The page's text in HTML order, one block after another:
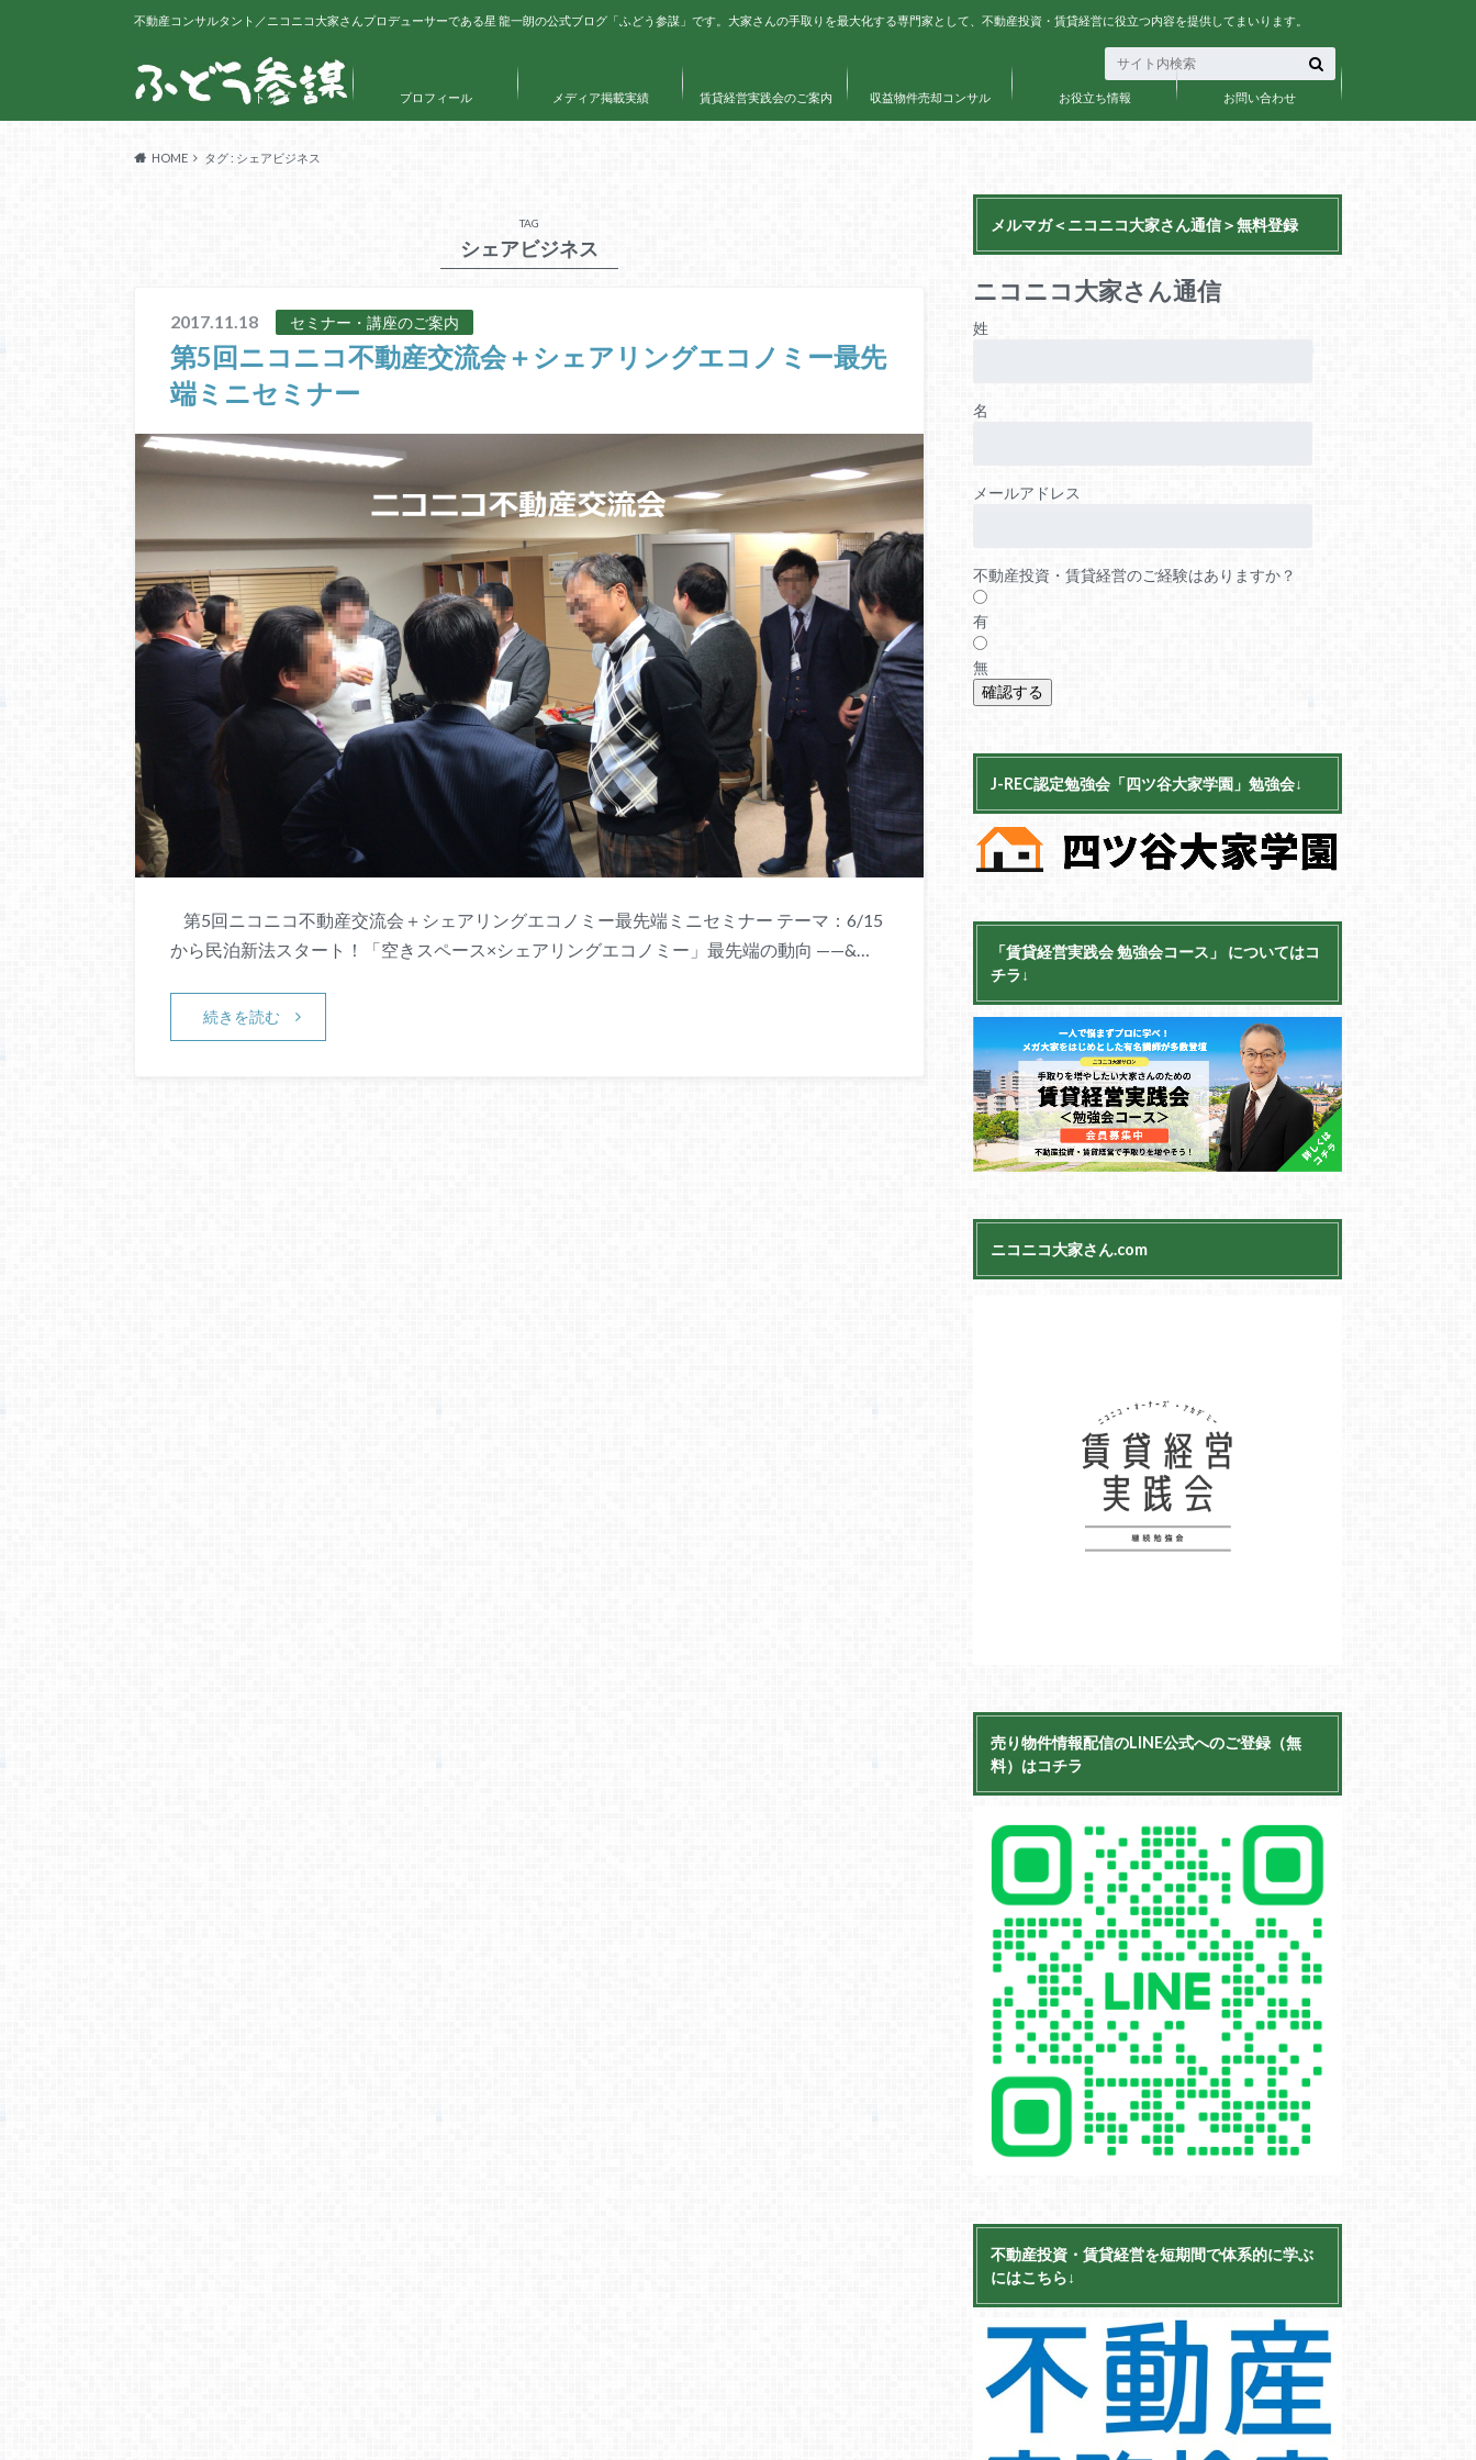
不動産コンサルタント／ニコニコ大家さんプロデューサーである星 龍一朗の公式ブログ「ふどう参謀」です。大家さんの手取りを最大化する専門家として、不動産投資・賃貸経営に役立つ内容を提供してまいります。
トップ プロフィール メディア掲載実績 賃貸経営実践会のご案内 収益物件売却コンサル お役立ち情報 お問い合わせ
HOME タグ : シェアビジネス
TAG
シェアビジネス
2017.11.18 セミナー・講座のご案内
第5回ニコニコ不動産交流会＋シェアリングエコノミー最先
端ミニセミナー
第5回ニコニコ不動産交流会＋シェアリングエコノミー最先端ミニセミナー テーマ：6/15
から民泊新法スタート！「空きスペース×シェアリングエコノミー」最先端の動向 ——&…
続きを読む
メルマガ＜ニコニコ大家さん通信＞無料登録
ニコニコ大家さん通信
姓
名
メールアドレス
不動産投資・賃貸経営のご経験はありますか？
有
無
J-REC認定勉強会「四ツ谷大家学園」勉強会↓
「賃貸経営実践会 勉強会コース」 についてはコ
チラ↓
ニコニコ大家さん.com
売り物件情報配信のLINE公式へのご登録（無
料）はコチラ
不動産投資・賃貸経営を短期間で体系的に学ぶ
にはこちら↓